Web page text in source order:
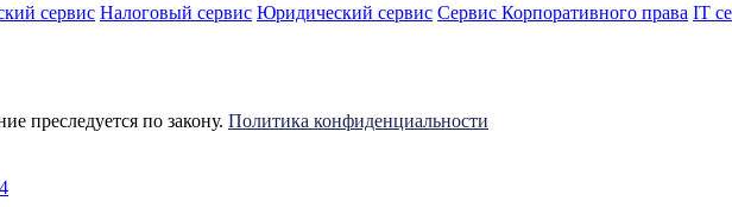
сервис Налоговый сервис Юридический сервис Сервис Корпоративного права IT
преследуется по закону. Политика конфиденциальности